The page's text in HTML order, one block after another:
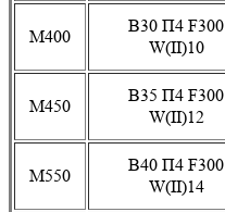
М400
B30 П4 F300
W(II)10
М450
B35 П4 F300
W(II)12
М550
B40 П4 F300
W(II)14